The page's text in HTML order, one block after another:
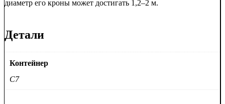
диаметр его кроны может достигать 1,2–2 м.
Детали
Контейнер
C7